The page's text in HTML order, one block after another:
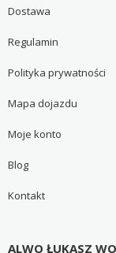
Dostawa
Regulamin
Polityka prywatności
Mapa dojazdu
Moje konto
Blog
Kontakt
ALWO ŁUKASZ